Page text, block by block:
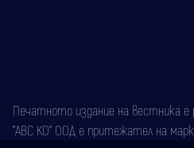
Печатното издание на вестника е
"АВС КО" ООД е притежател на